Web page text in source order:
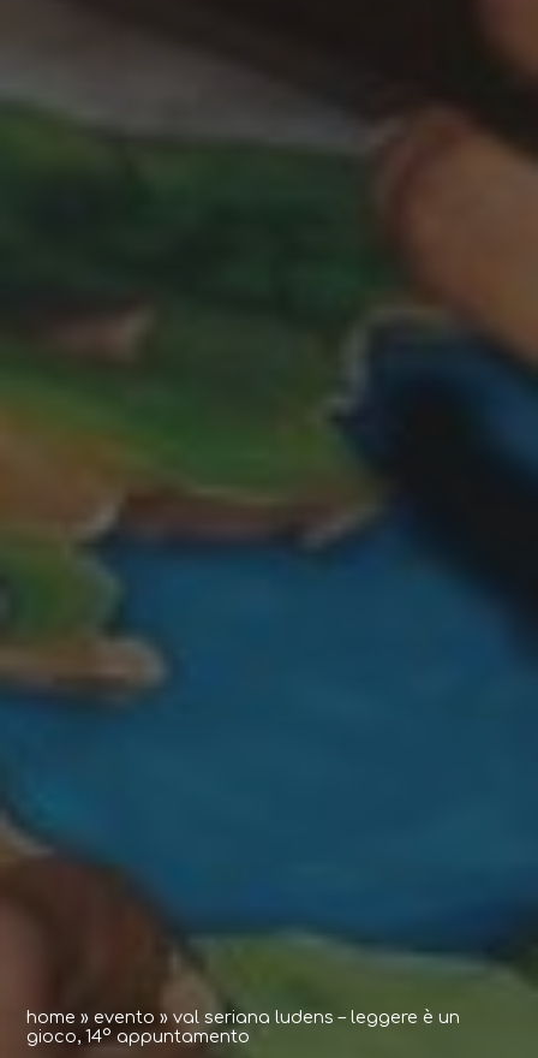
home » evento »val seriana ludens – leggere è un
gioco, 14° appuntamento